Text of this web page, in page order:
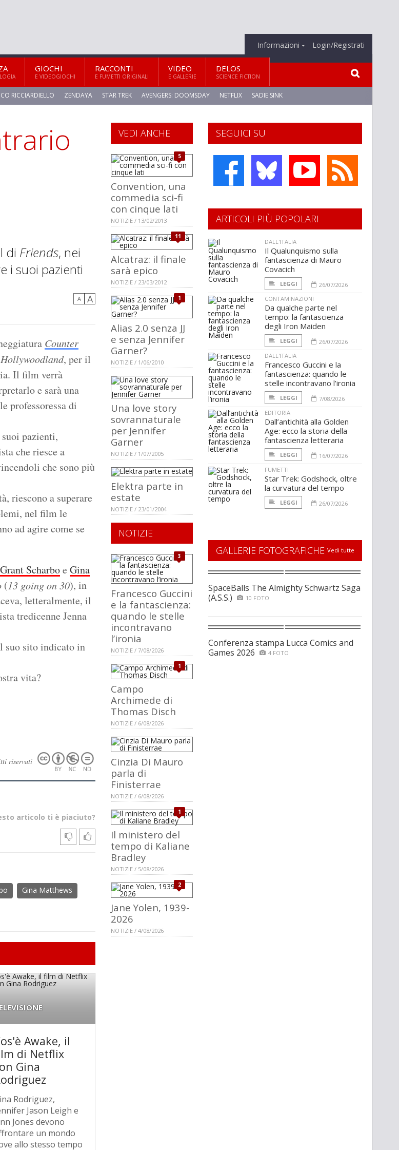
Informazioni Login/Registrati
GIOCHI
E VIDEOGIOCHI
RACCONTI
E FUMETTI ORIGINALI
VIDEO
E GALLERIE
DELOS
SCIENCE FICTION
RICCIARDIELLO ZENDAYA STAR TREK AVENGERS: DOOMSDAY NETFLIX SADIE SINK
di Friends, nei
i suoi pazienti
A A
Counter
Hollywoodland, per il
Il film verrà
e sarà una
professoressa di
pazienti,
che riesce a
che sono più
riescono a superare
nel film le
ad agire come se
Grant Scharboe Gina
(13 going on 30), in
letteralmente, il
tredicenne Jenna
suo sito indicato in
vita?
riservati
articolo ti è piaciuto?
Gina Matthews
Awake, il
di Netflix
Gina
Rodriguez,
Jason Leigh e
Jones devono
un mondo
allo stesso tempo
SEGUICI SU
VEDI ANCHE
5
Convention, una
commedia sci-fi
con cinque lati
NOTIZIE / 13/02/2013
11
Alcatraz: il finale
sarà epico
NOTIZIE / 23/03/2012
1
Alias 2.0 senza JJ
e senza Jennifer
Garner?
NOTIZIE / 1/06/2010
Una love story
sovrannaturale
per Jennifer
Garner
NOTIZIE / 1/07/2005
Elektra parte in
estate
NOTIZIE / 23/01/2004
NOTIZIE
3
Francesco Guccini
e la fantascienza:
quando le stelle
incontravano
l’ironia
NOTIZIE / 7/08/2026
1
Campo
Archimede di
Thomas Disch
NOTIZIE / 6/08/2026
Cinzia Di Mauro
parla di
Finisterrae
NOTIZIE / 6/08/2026
1
Il ministero del
tempo di Kaliane
Bradley
NOTIZIE / 5/08/2026
2
Jane Yolen, 1939-
2026
NOTIZIE / 4/08/2026
ARTICOLI PIÙ POPOLARI
DALL'ITALIA
Il Qualunquismo sulla
fantascienza di Mauro
Covacich
LEGGI
26/07/2026
CONTAMINAZIONI
Da qualche parte nel
tempo: la fantascienza
degli Iron Maiden
LEGGI
26/07/2026
DALL'ITALIA
Francesco Guccini e la
fantascienza: quando le
stelle incontravano l’ironia
LEGGI
7/08/2026
EDITORIA
Dall’antichità alla Golden
Age: ecco la storia della
fantascienza letteraria
LEGGI
16/07/2026
FUMETTI
Star Trek: Godshock, oltre
la curvatura del tempo
LEGGI 26/07/2026
GALLERIE FOTOGRAFICHE Vedi tutte
SpaceBalls The Almighty Schwartz Saga
(A.S.S.)
10 FOTO
Conferenza stampa Lucca Comics and
Games 2026
4 FOTO